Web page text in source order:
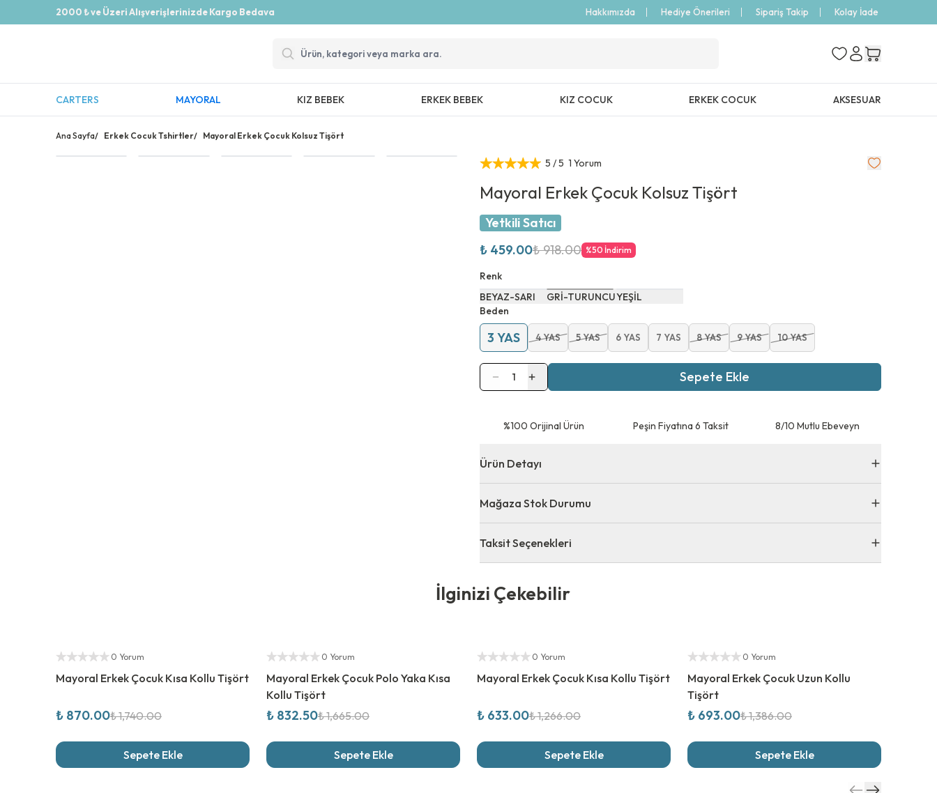
2000 ₺ ve Üzeri Alışverişlerinizde Kargo Bedava Hakkımızda Hediye Önerileri Sipariş Takip Kolay İade
CARTERS MAYORAL KIZ BEBEK ERKEK BEBEK KIZ COCUK ERKEK COCUK AKSESUAR
Ana Sayfa/ Erkek Cocuk Tshirtler/ Mayoral Erkek Çocuk Kolsuz Tişört
5 / 5 1 Yorum
Mayoral Erkek Çocuk Kolsuz Tişört
Yetkili Satıcı
₺ 459.00₺ 918.00 %50 İndirim
Renk
BEYAZ-SARI
GRİ-TURUNCUYEŞİL
Beden
3 YAS 4 YAS 5 YAS 6 YAS 7 YAS 8 YAS 9 YAS 10 YAS
1 Sepete Ekle
⁠%100 Orijinal Ürün Peşin Fiyatına 6 Taksit 8/10 Mutlu Ebeveyn
Ürün Detayı
Mağaza Stok Durumu
Taksit Seçenekleri
İlginizi Çekebilir
Yetkili Satıcı
0 Yorum
Mayoral Erkek Çocuk Kısa Kollu Tişört
₺ 870.00₺ 1,740.00
Sepete Ekle
Yetkili Satıcı
0 Yorum
Mayoral Erkek Çocuk Polo Yaka Kısa
Kollu Tişört
₺ 832.50₺ 1,665.00
Sepete Ekle
Yetkili Satıcı
0 Yorum
Mayoral Erkek Çocuk Kısa Kollu Tişört
₺ 633.00₺ 1,266.00
Sepete Ekle
Yetkili Satıcı
0 Yorum
Mayoral Erkek Çocuk Uzun Kollu
Tişört
₺ 693.00₺ 1,386.00
Sepete Ekle